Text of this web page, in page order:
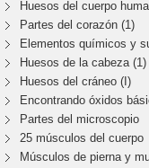
Huesos del cuerpo
Partes del corazón (1)
Elementos químicos y
Huesos de la cabeza (1)
Huesos del cráneo (I)
Encontrando óxidos
Partes del microscopio
25 músculos del cuerpo
Músculos de pierna y